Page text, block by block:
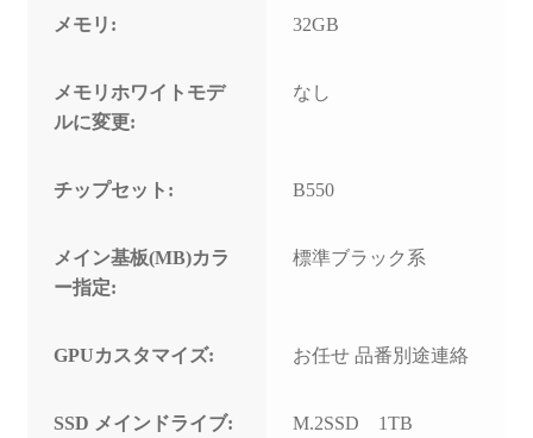
メモリ: 32GB
メモリホワイトモデ
ルに変更:
なし
チップセット: B550
メイン基板(MB)カラ
ー指定:
標準ブラック系
GPUカスタマイズ: お任せ 品番別途連絡
SSD メインドライブ:
M.2SSD 1TB